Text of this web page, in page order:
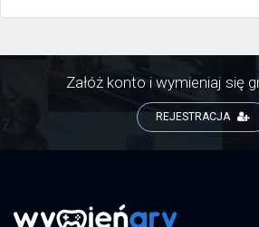
Załóż konto i wymieniaj się
REJESTRACJA